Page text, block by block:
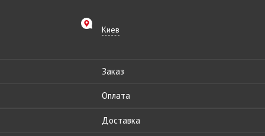
Киев
Заказ
Оплата
Доставка